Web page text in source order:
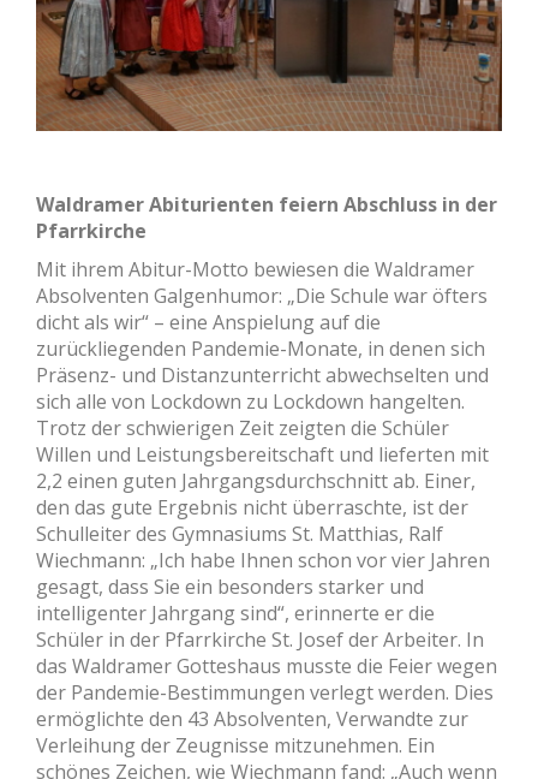
Waldramer Abiturienten feiern Abschluss in der
Pfarrkirche
Mit ihrem Abitur-Motto bewiesen die Waldramer
Absolventen Galgenhumor: „Die Schule war öfters
dicht als wir“ – eine Anspielung auf die
zurückliegenden Pandemie-Monate, in denen sich
Präsenz- und Distanzunterricht abwechselten und
sich alle von Lockdown zu Lockdown hangelten.
Trotz der schwierigen Zeit zeigten die Schüler
Willen und Leistungsbereitschaft und lieferten mit
2,2 einen guten Jahrgangsdurchschnitt ab. Einer,
den das gute Ergebnis nicht überraschte, ist der
Schulleiter des Gymnasiums St. Matthias, Ralf
Wiechmann: „Ich habe Ihnen schon vor vier Jahren
gesagt, dass Sie ein besonders starker und
intelligenter Jahrgang sind“, erinnerte er die
Schüler in der Pfarrkirche St. Josef der Arbeiter. In
das Waldramer Gotteshaus musste die Feier wegen
der Pandemie-Bestimmungen verlegt werden. Dies
ermöglichte den 43 Absolventen, Verwandte zur
Verleihung der Zeugnisse mitzunehmen. Ein
schönes Zeichen, wie Wiechmann fand: „Auch wenn